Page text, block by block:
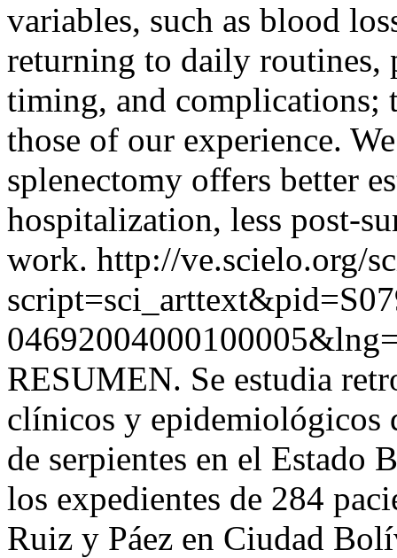
variables, such as blood
returning to daily routines,
timing, and complications;
those of our experience.
splenectomy offers better
hospitalization, less post-
work. http://ve.scielo.org/
RESUMEN. Se estudia
clínicos y epidemiológicos
de serpientes en el Estado
los expedientes de 284
Ruiz y Páez en Ciudad